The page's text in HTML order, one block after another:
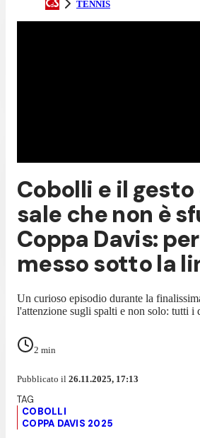
TENNIS
Cobolli e il
sale che non è
Coppa Davis:
messo sotto la
Un curioso episodio durante la
l'attenzione sugli spalti e non solo: tutti i
2 min
Pubblicato il 26.11.2025, 17:13
COBOLLI
COPPA DAVIS 2025